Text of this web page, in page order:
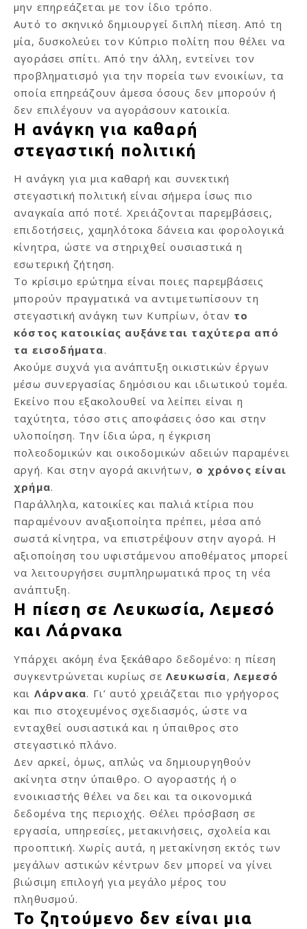
μην επηρεάζεται με τον ίδιο τρόπο.
Αυτό το σκηνικό δημιουργεί διπλή πίεση. Από τη
μία, δυσκολεύει τον Κύπριο πολίτη που θέλει να
αγοράσει σπίτι. Από την άλλη, εντείνει τον
προβληματισμό για την πορεία των ενοικίων, τα
οποία επηρεάζουν άμεσα όσους δεν μπορούν ή
δεν επιλέγουν να αγοράσουν κατοικία.
Η ανάγκη για καθαρή
στεγαστική πολιτική
Η ανάγκη για μια καθαρή και συνεκτική
στεγαστική πολιτική είναι σήμερα ίσως πιο
αναγκαία από ποτέ. Χρειάζονται παρεμβάσεις,
επιδοτήσεις, χαμηλότοκα δάνεια και φορολογικά
κίνητρα, ώστε να στηριχθεί ουσιαστικά η
εσωτερική ζήτηση.
Το κρίσιμο ερώτημα είναι ποιες παρεμβάσεις
μπορούν πραγματικά να αντιμετωπίσουν τη
στεγαστική ανάγκη των Κυπρίων, όταν το
κόστος κατοικίας αυξάνεται ταχύτερα από
τα εισοδήματα.
Ακούμε συχνά για ανάπτυξη οικιστικών έργων
μέσω συνεργασίας δημόσιου και ιδιωτικού τομέα.
Εκείνο που εξακολουθεί να λείπει είναι η
ταχύτητα, τόσο στις αποφάσεις όσο και στην
υλοποίηση. Την ίδια ώρα, η έγκριση
πολεοδομικών και οικοδομικών αδειών παραμένει
αργή. Και στην αγορά ακινήτων, ο χρόνος είναι
χρήμα.
Παράλληλα, κατοικίες και παλιά κτίρια που
παραμένουν αναξιοποίητα πρέπει, μέσα από
σωστά κίνητρα, να επιστρέψουν στην αγορά. Η
αξιοποίηση του υφιστάμενου αποθέματος μπορεί
να λειτουργήσει συμπληρωματικά προς τη νέα
ανάπτυξη.
Η πίεση σε Λευκωσία, Λεμεσό
και Λάρνακα
Υπάρχει ακόμη ένα ξεκάθαρο δεδομένο: η πίεση
συγκεντρώνεται κυρίως σε Λευκωσία,Λεμεσό
και Λάρνακα. Γι’ αυτό χρειάζεται πιο γρήγορος
και πιο στοχευμένος σχεδιασμός, ώστε να
ενταχθεί ουσιαστικά και η ύπαιθρος στο
στεγαστικό πλάνο.
Δεν αρκεί, όμως, απλώς να δημιουργηθούν
ακίνητα στην ύπαιθρο. Ο αγοραστής ή ο
ενοικιαστής θέλει να δει και τα οικονομικά
δεδομένα της περιοχής. Θέλει πρόσβαση σε
εργασία, υπηρεσίες, μετακινήσεις, σχολεία και
προοπτική. Χωρίς αυτά, η μετακίνηση εκτός των
μεγάλων αστικών κέντρων δεν μπορεί να γίνει
βιώσιμη επιλογή για μεγάλο μέρος του
πληθυσμού.
Το ζητούμενο δεν είναι μια